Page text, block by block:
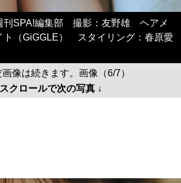
刊SPA!編集部 撮影：友野雄 ヘアメ
ト（GiGGLE） スタイリング：春原愛
画像は続きます。画像（6/7）
スクロールで次の写真 ↓